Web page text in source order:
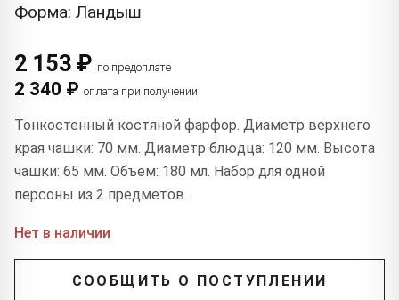
Форма: Ландыш
2 153 ₽ по предоплате
2 340 ₽ оплата при получении
Тонкостенный костяной фарфор. Диаметр верхнего
края чашки: 70 мм. Диаметр блюдца: 120 мм. Высота
чашки: 65 мм. Объем: 180 мл. Набор для одной
персоны из 2 предметов.
Нет в наличии
СООБЩИТЬ О ПОСТУПЛЕНИИ